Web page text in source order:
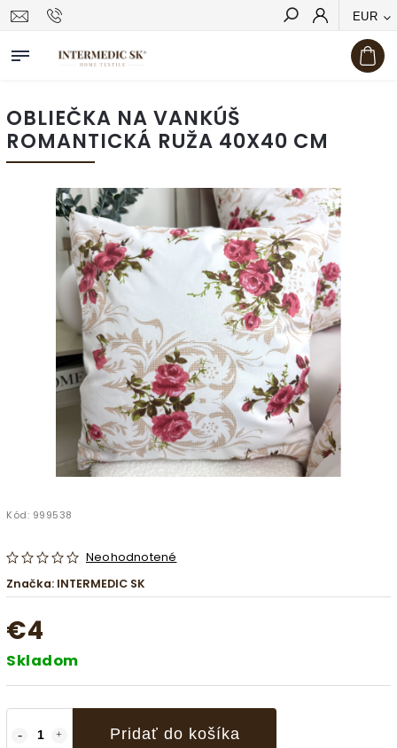
EUR
Hľadať
OBLIEČKA NA VANKÚŠ
ROMANTICKÁ RUŽA 40X40 CM
Kód: 999538
Neohodnotené
Značka: INTERMEDIC SK
€4
Skladom
Pridať do košíka